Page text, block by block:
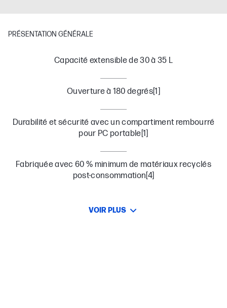
PRÉSENTATION GÉNÉRALE
Capacité extensible de 30 à 35 L
Ouverture à 180 degrés[1]
Durabilité et sécurité avec un compartiment rembourré
pour PC portable[1]
Fabriquée avec 60 % minimum de matériaux recyclés
post-consommation[4]
VOIR PLUS